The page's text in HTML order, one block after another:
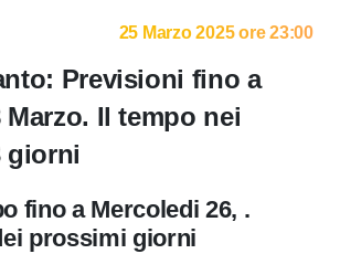
25 Marzo 2025 ore 23:00
Previsioni fino a
Marzo. Il tempo nei
giorni
fino a Mercoledi 26, .
prossimi giorni